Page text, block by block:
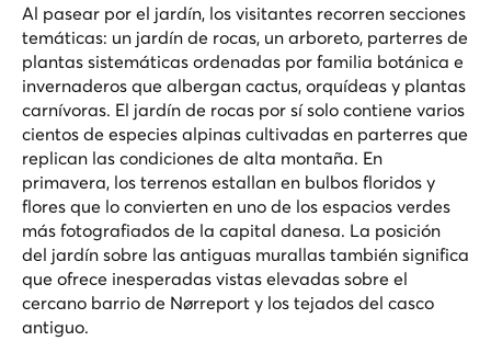
Al pasear por el jardín, los visitantes recorren secciones
temáticas: un jardín de rocas, un arboreto, parterres de
plantas sistemáticas ordenadas por familia botánica e
invernaderos que albergan cactus, orquídeas y plantas
carnívoras. El jardín de rocas por sí solo contiene varios
cientos de especies alpinas cultivadas en parterres que
replican las condiciones de alta montaña. En
primavera, los terrenos estallan en bulbos floridos y
flores que lo convierten en uno de los espacios verdes
más fotografiados de la capital danesa. La posición
del jardín sobre las antiguas murallas también significa
que ofrece inesperadas vistas elevadas sobre el
cercano barrio de Nørreport y los tejados del casco
antiguo.